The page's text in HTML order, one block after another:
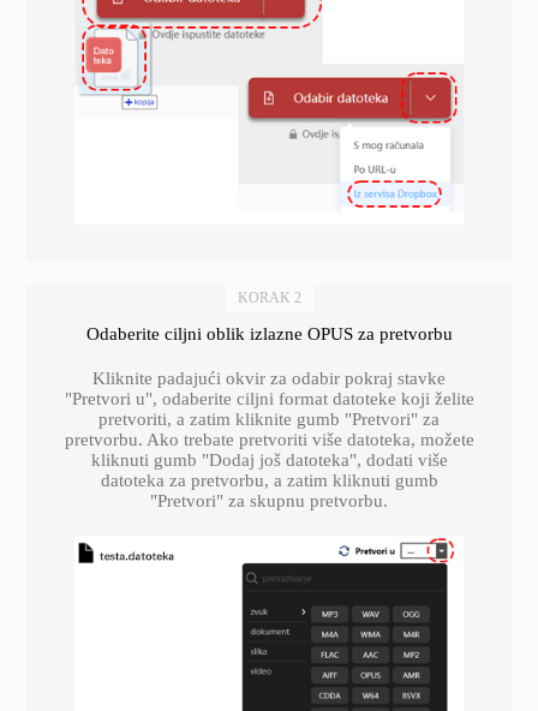
KORAK 2
Odaberite ciljni oblik izlazne OPUS za pretvorbu
Kliknite padajući okvir za odabir pokraj stavke
"Pretvori u", odaberite ciljni format datoteke koji želite
pretvoriti, a zatim kliknite gumb "Pretvori" za
pretvorbu. Ako trebate pretvoriti više datoteka, možete
kliknuti gumb "Dodaj još datoteka", dodati više
datoteka za pretvorbu, a zatim kliknuti gumb
"Pretvori" za skupnu pretvorbu.